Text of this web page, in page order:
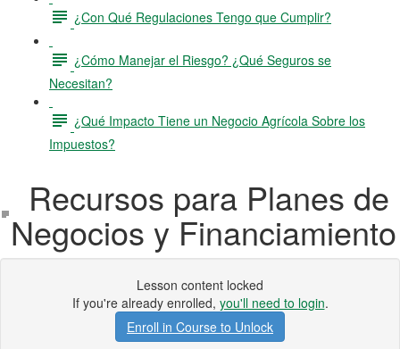
¿Con Qué Regulaciones Tengo que Cumplir?
¿Cómo Manejar el Riesgo? ¿Qué Seguros se
Necesitan?
¿Qué Impacto Tiene un Negocio Agrícola Sobre los
Impuestos?
Recursos para Planes de
Negocios y Financiamiento
Lesson content locked
If you're already enrolled, you'll need to login.
Enroll in Course to Unlock